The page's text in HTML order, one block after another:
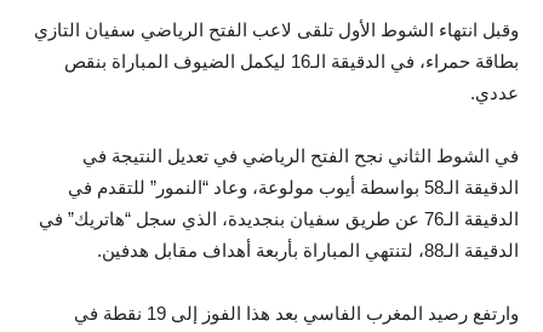
وقبل انتهاء الشوط الأول تلقى لاعب الفتح الرياضي سفيان التازي
بطاقة حمراء، في الدقيقة الـ16 ليكمل الضيوف المباراة بنقص
عددي.
في الشوط الثاني نجح الفتح الرياضي في تعديل النتيجة في
الدقيقة الـ58 بواسطة أيوب مولوعة، وعاد “النمور” للتقدم في
الدقيقة الـ76 عن طريق سفيان بنجديدة، الذي سجل “هاتريك” في
الدقيقة الـ88، لتنتهي المباراة بأربعة أهداف مقابل هدفين.
وارتفع رصيد المغرب الفاسي بعد هذا الفوز إلى 19 نقطة في